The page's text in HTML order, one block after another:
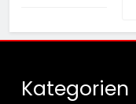
Kategorien